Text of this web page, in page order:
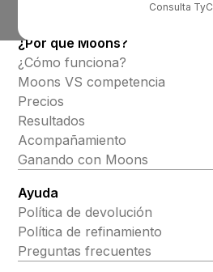
Consulta TyC
¿Por qué Moons?
¿Cómo funciona?
Moons VS competencia
Precios
Resultados
Acompañamiento
Ganando con Moons
Ayuda
Política de devolución
Política de refinamiento
Preguntas frecuentes